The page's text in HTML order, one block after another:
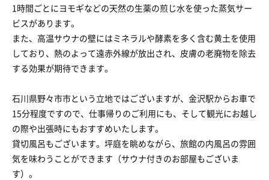
1時間ごとにヨモギなどの天然の生薬の煎じ水を使った蒸気サー
ビスがあります。
また、高温サウナの壁にはミネラルや酵素を多く含む黄土を使用
しており、熱のよって遠赤外線が放出され、皮膚の老廃物を除去
する効果が期待できます。
石川県野々市市という立地ではございますが、金沢駅からお車で
15分程度ですので、仕事帰りのご利用にも、そして観光にお越し
の際や出張時にもおすすめいたします。
貸切風呂もございます。坪庭を眺めながら、旅館の内風呂の雰囲
気を味わうことができます（サウナ付きのお部屋もございま
す）。